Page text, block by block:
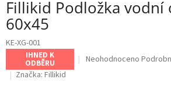
Fillikid Podložka vodní
60x45
KE-XG-001
IHNED K
ODBĚRU
Průměrné
Neohodnoceno
Značka: Fillikid